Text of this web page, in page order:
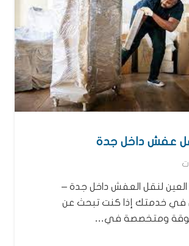
عفش داخل جدة
لنقل العفش داخل جدة –
في خدمتك إذا كنت تبحث عن
ومتخصصة في…